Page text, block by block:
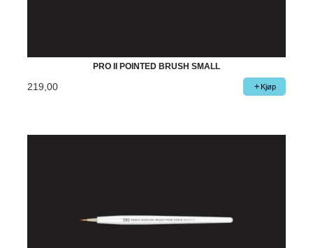
PRO II POINTED BRUSH SMALL
219,00 Kjøp